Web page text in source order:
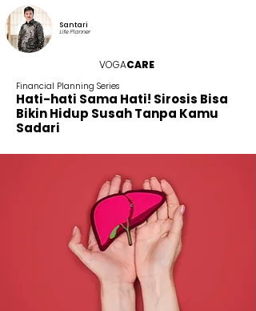
VOGACARE
Santari
Life Planner
Financial Planning Series
Hati-hati Sama Hati! Sirosis Bisa
Bikin Hidup Susah Tanpa Kamu
Sadari